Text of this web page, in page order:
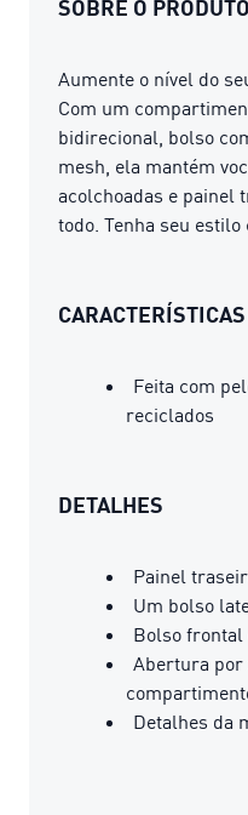
SOBRE O PRODUTO
Aumente o nível do
Com um
bidirecional, bolso
mesh, ela mantém
acolchoadas e painel
todo. Tenha seu estilo
Feita com
reciclados
DETALHES
Painel
Um bolso
Bolso frontal
Abertura
Detalhes da